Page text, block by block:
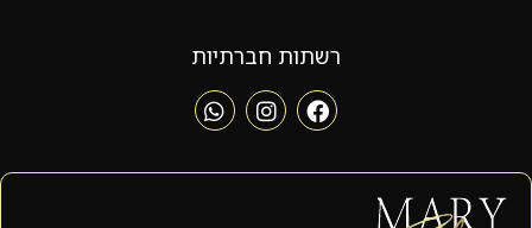
רשתות חברתיות